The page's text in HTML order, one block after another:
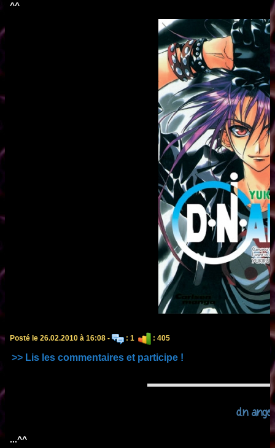
^^
Posté le 26.02.2010 à 16:08 - : 1 : 405
>> Lis les commentaires et participe !
d.n angel
...^^